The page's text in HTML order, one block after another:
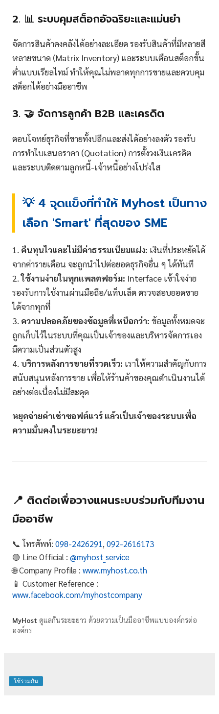
2. 📊 ระบบคุมสต็อกอัจฉริยะและแม่นยำ
จัดการสินค้าคงคลังได้อย่างละเอียด รองรับสินค้าที่มีหลายสี
หลายขนาด (Matrix Inventory) และระบบเตือนสต็อกขั้น
ต่ำแบบเรียลไทม์ ทำให้คุณไม่พลาดทุกการขายและควบคุม
สต็อกได้อย่างมืออาชีพ
3. 🤝 จัดการลูกค้า B2B และเครดิต
ตอบโจทย์ธุรกิจที่ขายทั้งปลีกและส่งได้อย่างลงตัว รองรับ
การทำใบเสนอราคา (Quotation) การตั้งวงเงินเครดิต
และระบบติดตามลูกหนี้-เจ้าหนี้อย่างโปร่งใส
💡 4 จุดแข็งที่ทำให้ Myhost เป็นทาง
เลือก 'Smart' ที่สุดของ SME
1. คืนทุนไวและไม่มีค่าธรรมเนียมแฝง: เงินที่ประหยัดได้
จากค่ารายเดือน จะถูกนำไปต่อยอดธุรกิจอื่น ๆ ได้ทันที
2.ใช้งานง่ายในทุกแพลตฟอร์ม: Interface เข้าใจง่าย
รองรับการใช้งานผ่านมือถือ/แท็บเล็ต ตรวจสอบยอดขาย
ได้จากทุกที่
3. ความปลอดภัยของข้อมูลที่เหนือกว่า: ข้อมูลทั้งหมดจะ
ถูกเก็บไว้ในระบบที่คุณเป็นเจ้าของและบริหารจัดการเอง
มีความเป็นส่วนตัวสูง
4. บริการหลังการขายที่รวดเร็ว: เราให้ความสำคัญกับการ
สนับสนุนหลังการขาย เพื่อให้ร้านค้าของคุณดำเนินงานได้
อย่างต่อเนื่องไม่มีสะดุด
หยุดจ่ายค่าเช่าซอฟต์แวร์ แล้วเป็นเจ้าของระบบเพื่อ
ความมั่นคงในระยะยาว!
📍 ติดต่อเพื่อวางแผนระบบร่วมกับทีมงาน
มืออาชีพ
📞 โทรศัพท์: 098-2426291, 092-2616173
🟢 Line Official : @myhost_service
🌐 Company Profile : www.myhost.co.th
📱 Customer Reference :
www.facebook.com/myhostcompany
MyHost ดูแลกันระยะยาว ด้วยความเป็นมืออาชีพแบบองค์กรต่อ
องค์กร
ใช้ร่วมกัน